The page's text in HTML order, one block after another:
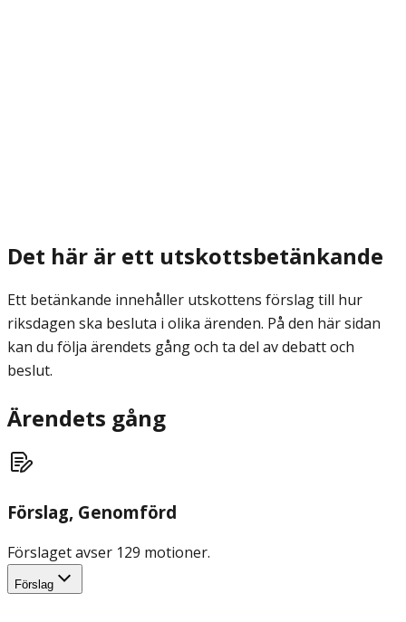
Det här är ett utskottsbetänkande
Ett betänkande innehåller utskottens förslag till hur
riksdagen ska besluta i olika ärenden. På den här sidan
kan du följa ärendets gång och ta del av debatt och
beslut.
Ärendets gång
Förslag, Genomförd
Förslaget avser 129 motioner.
Förslag